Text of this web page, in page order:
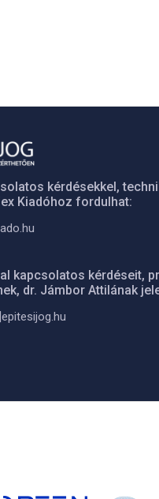
kérdésekkel,
Kiadóhoz fordulhat:
kapcsolatos kérdéseit,
dr. Jámbor Attilának